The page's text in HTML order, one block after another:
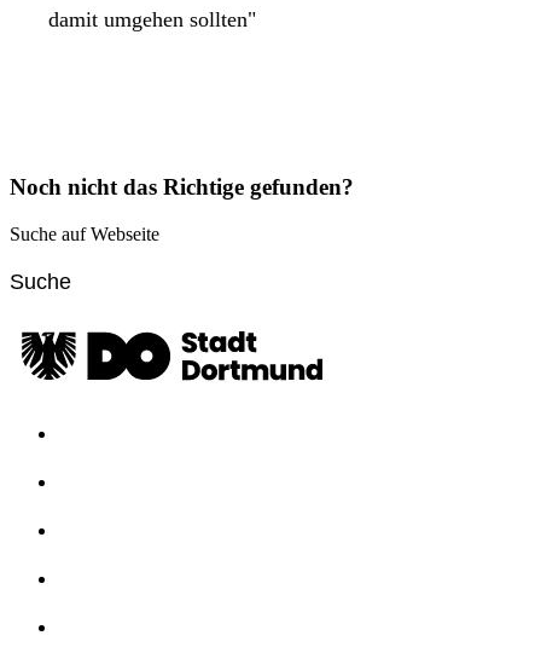
damit umgehen sollten"
Noch nicht das Richtige gefunden?
Suche auf Webseite